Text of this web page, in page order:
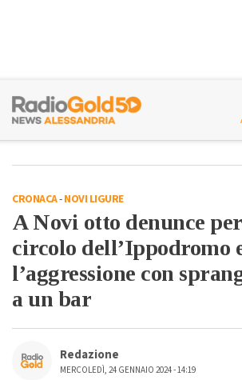
CRONACA-NOVI LIGURE
A Novi otto denunce
circolo dell’Ippodromo
l’aggressione con
a un bar
Redazione
MERCOLEDÌ, 24 GENNAIO 2024 - 14:19